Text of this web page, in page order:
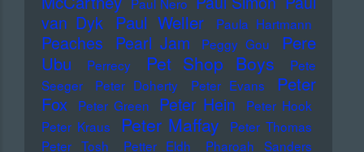
Paul Nero
van Dyk Paul Weller Paula Hartmann
Peaches Pearl Jam Peggy Gou
Pere
Ubu
Perrecy Pet Shop Boys
Pete
Seeger
Peter Doherty Peter Evans
Peter
Fox
Peter Green Peter Hein
Peter Hook
Peter Kraus
Peter Maffay
Peter Thomas
Peter Tosh
Petter Eldh Pharoah Sanders